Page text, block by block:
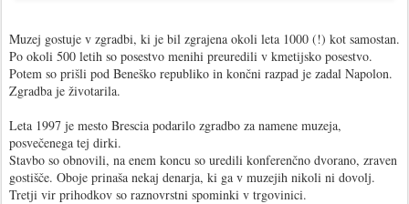
Muzej gostuje v zgradbi, ki je bil zgrajena okoli leta 1000 (!) kot samostan.
Po okoli 500 letih so posestvo menihi preuredili v kmetijsko posestvo.
Potem so prišli pod Beneško republiko in končni razpad je zadal Napolon.
Zgradba je životarila.
Leta 1997 je mesto Brescia podarilo zgradbo za namene muzeja,
posvečenega tej dirki.
Stavbo so obnovili, na enem koncu so uredili konferenčno dvorano, zraven
gostišče. Oboje prinaša nekaj denarja, ki ga v muzejih nikoli ni dovolj.
Tretji vir prihodkov so raznovrstni spominki v trgovinici.